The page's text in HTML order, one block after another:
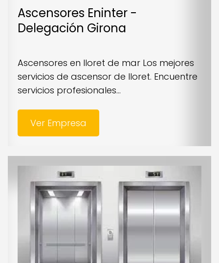
Ascensores Eninter -
Delegación Girona
Ascensores en lloret de mar Los mejores
servicios de ascensor de lloret. Encuentre
servicios profesionales...
Ver Empresa